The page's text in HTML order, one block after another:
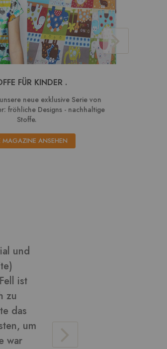
FÜR KINDER .
neue exklusive Serie von
fröhliche Designs - nachhaltige
Stoffe.
MAGAZINE ANSEHEN